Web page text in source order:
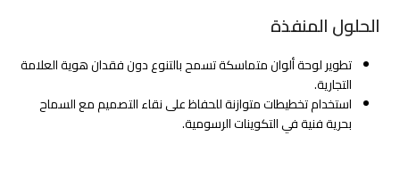
الحلول المنفذة
تطوير لوحة ألوان متماسكة تسمح بالتنوع دون فقدان هوية العلامة
التجارية.
استخدام تخطيطات متوازنة للحفاظ على نقاء التصميم مع السماح
بحرية فنية في التكوينات الرسومية.